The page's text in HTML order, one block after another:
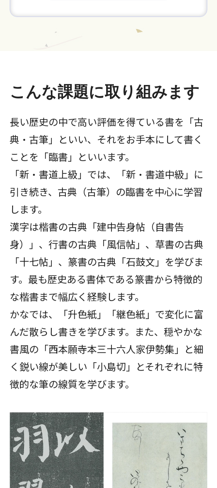
こんな課題に取り組みます
長い歴史の中で高い評価を得ている書を「古
典・古筆」といい、それをお手本にして書く
ことを「臨書」といいます。
「新・書道上級」では、「新・書道中級」に
引き続き、古典（古筆）の臨書を中心に学習
します。
漢字は楷書の古典「建中告身帖（自書告
身）」、行書の古典「風信帖」、草書の古典
「十七帖」、篆書の古典「石鼓文」を学びま
す。最も歴史ある書体である篆書から特徴的
な楷書まで幅広く経験します。
かなでは、「升色紙」「継色紙」で変化に富
んだ散らし書きを学びます。また、穏やかな
書風の「西本願寺本三十六人家伊勢集」と細
く鋭い線が美しい「小島切」とそれぞれに特
徴的な筆の線質を学びます。